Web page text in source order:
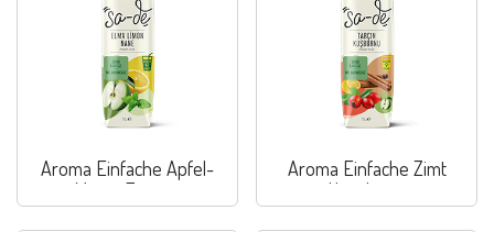
Aroma Einfache Apfel-
Minze-Zitrone
Aroma Einfache Zimt
Hagebutte